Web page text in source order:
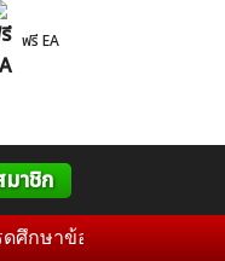
ฟรี EA
าชิก
กิจกรรม
ฟอรั่ม
ษาข้อมูลก่อนการตัดสินใ